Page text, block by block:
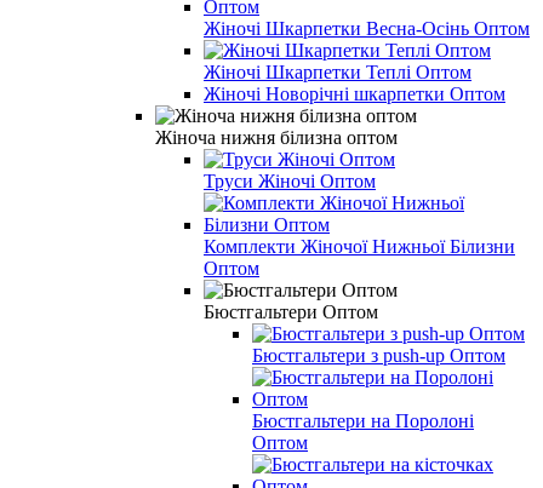
Жіночі Шкарпетки Весна-Осінь Оптом
Жіночі Шкарпетки Теплі Оптом
Жіночі Новорічні шкарпетки Оптом
Жіноча нижня білизна оптом
Труси Жіночі Оптом
Комплекти Жіночої Нижньої Білизни
Оптом
Бюстгальтери Оптом
Бюстгальтери з push-up Оптом
Бюстгальтери на Поролоні
Оптом